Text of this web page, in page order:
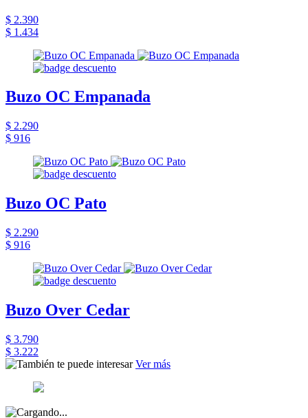
$ 2.390
$ 1.434
Buzo OC Empanada
$ 2.290
$ 916
Buzo OC Pato
$ 2.290
$ 916
Buzo Over Cedar
$ 3.790
$ 3.222
Ver más